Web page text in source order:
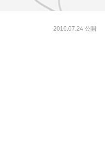
2016.07.24 公開